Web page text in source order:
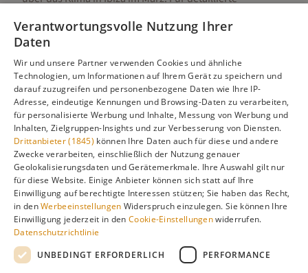
Unterschieden, Aktivitäten und Reisetipps besuchen Sie
Alle Infos zur besten ReisezeitIbiza
Gefällt dir diese Seite? Teile sie auf Pinterest!
Auf Pinterest merken
Verantwortungsvolle Nutzung Ihrer
Daten
Wir und unsere Partner verwenden Cookies und ähnliche
Technologien, um Informationen auf Ihrem Gerät zu speichern und
darauf zuzugreifen und personenbezogene Daten wie Ihre IP-
Adresse, eindeutige Kennungen und Browsing-Daten zu verarbeiten,
für personalisierte Werbung und Inhalte, Messung von Werbung und
Inhalten, Zielgruppen-Insights und zur Verbesserung von Diensten.
Drittanbieter (1845) können Ihre Daten auch für diese und andere
Zwecke verarbeiten, einschließlich der Nutzung genauer
Geolokalisierungsdaten und Gerätemerkmale. Ihre Auswahl gilt nur
für diese Website. Einige Anbieter können sich statt auf Ihre
Einwilligung auf berechtigte Interessen stützen; Sie haben das Recht,
in denWerbeeinstellungen Widerspruch einzulegen. Sie können Ihre
Einwilligung jederzeit in denCookie-Einstellungenwiderrufen.
Datenschutzrichtlinie
UNBEDINGT ERFORDERLICH
PERFORMANCE